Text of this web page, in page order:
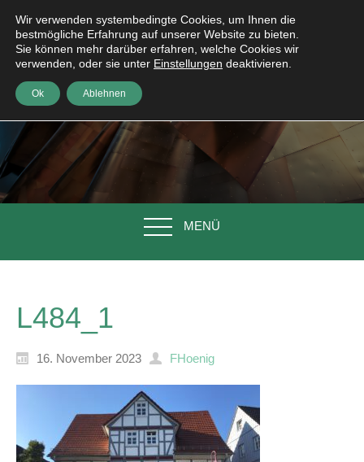
MENÜ
L484_1
16. November 2023 FHoenig
Wir verwenden systembedingte Cookies, um Ihnen die
bestmögliche Erfahrung auf unserer Website zu bieten.
Sie können mehr darüber erfahren, welche Cookies wir
verwenden, oder sie unter Einstellungen deaktivieren.
Ok Ablehnen